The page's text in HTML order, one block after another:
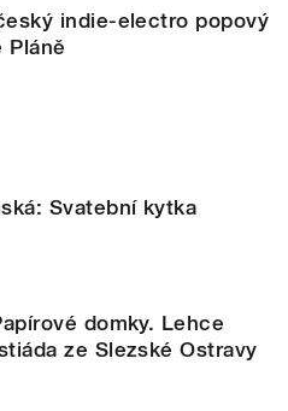
indie-electro popový
Pláně
Svatební kytka
domky. Lehce
ze Slezské Ostravy